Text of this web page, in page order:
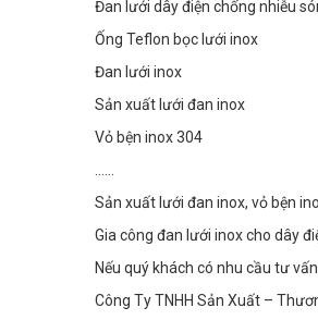
Đan lưới dây điện chống nhiễu
Ống Teflon bọc lưới inox
Đan lưới inox
Sản xuất lưới đan inox
Vỏ bện inox 304
…...
Sản xuất lưới đan inox, vỏ bện
Gia công đan lưới inox cho dây
Nếu quý khách có nhu cầu tư
Công Ty TNHH Sản Xuất –